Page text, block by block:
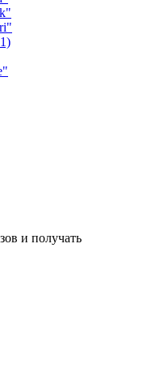
и получать